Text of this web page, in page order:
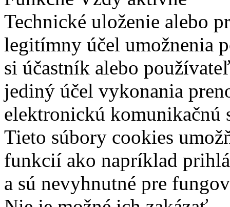
Technické uloženie alebo
legitímny účel umožnenia
si účastník alebo
jediný účel vykonania
elektronickú komunikačnú
Tieto súbory cookies
funkcií ako napríklad
a sú nevyhnutné pre